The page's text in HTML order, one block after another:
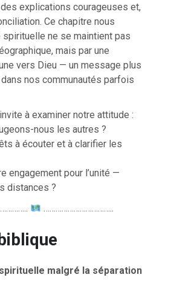
explications courageuses et,
Ce chapitre nous
spirituelle ne se maintient pas
mais par une
vers Dieu — un message plus
nos communautés parfois
à examiner notre attitude :
nous les autres ?
à écouter et à clarifier les
engagement pour l’unité —
distances ?
……………………………..
malgré la séparation